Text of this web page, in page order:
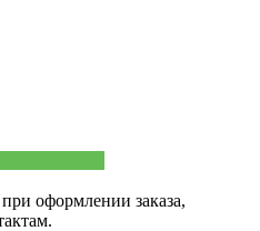
оформлении заказа,